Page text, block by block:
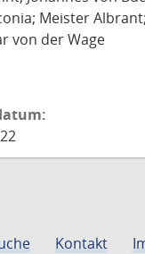
Meister
von der Wage
Kontakt